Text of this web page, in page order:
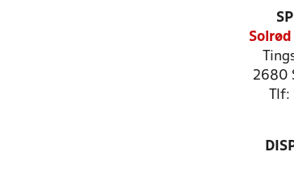
2680